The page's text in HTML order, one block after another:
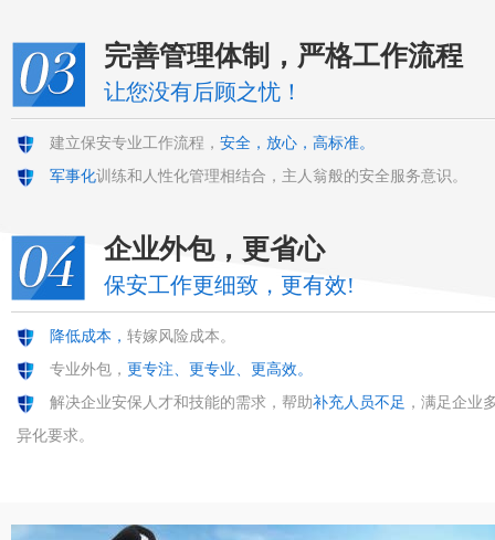
完善管理体制，严格工作流程
让您没有后顾之忧！
建立保安专业工作流程， 安全，放心，高标准。
军事化训练和人性化管理相结合，主人翁般的安全服务意识。
企业外包，更省心
保安工作更细致，更有效!
降低成本， 转嫁风险成本。
专业外包， 更专注、更专业、更高效。
解决企业安保人才和技能的需求，帮助补充人员不足 ，满足企业
异化要求。